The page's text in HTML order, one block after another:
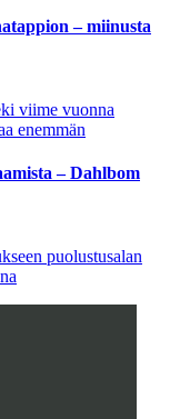
– miinusta
viime vuonna
enemmän
– Dahlbom
puolustusalan